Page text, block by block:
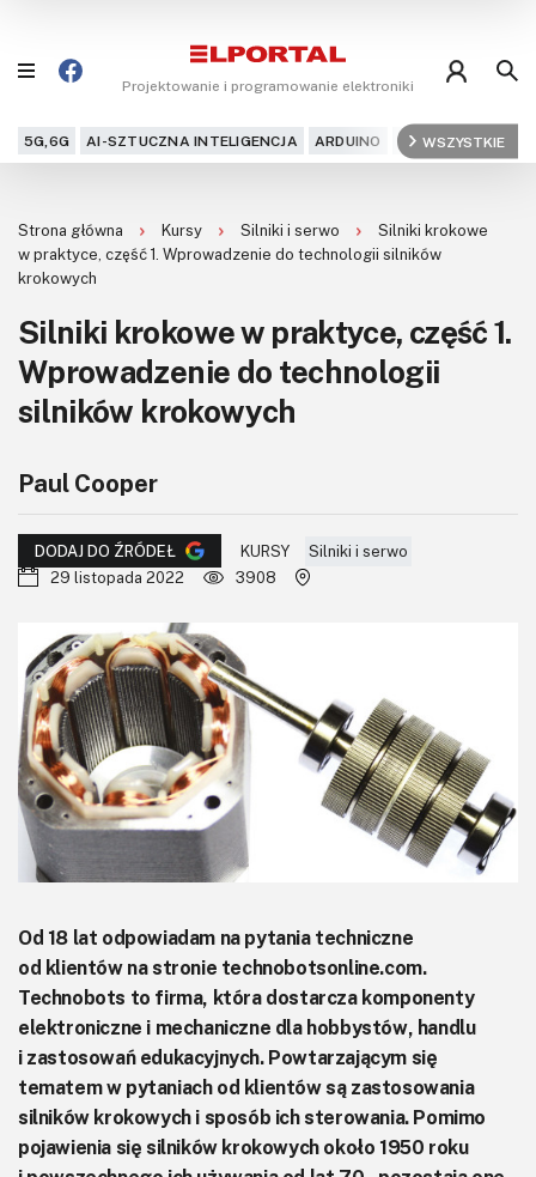
Projektowanie i programowanie elektroniki
5G,6G AI-SZTUCZNA INTELIGENCJA ARDUINO ARM AUDIO
WSZYSTKIE
Projekty
DIY+
Czytelnia
Dla Ciebie
KITy AVT
Newsletter
Magazyny
Archiwum
Do pobrania
Strona główna Kursy Silniki i serwo
Silniki krokowe
w praktyce, część 1. Wprowadzenie do technologii silników
krokowych
Silniki krokowe w praktyce, część 1.
Wprowadzenie do technologii
silników krokowych
Paul Cooper
DODAJ DO ŹRÓDEŁ KURSY
Silniki i serwo
29 listopada 2022
3908
Od 18 lat odpowiadam na pytania techniczne
od klientów na stronie technobotsonline.com.
Technobots to firma, która dostarcza komponenty
elektroniczne i mechaniczne dla hobbystów, handlu
i zastosowań edukacyjnych. Powtarzającym się
tematem w pytaniach od klientów są zastosowania
silników krokowych i sposób ich sterowania. Pomimo
pojawienia się silników krokowych około 1950 roku